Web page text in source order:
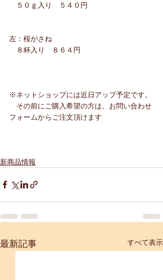
５０ｇ入り　５４０円
左：桜がさね
８杯入り　８６４円
※ネットショップには近日アップ予定です。
その前にご購入希望の方は、お問い合わせ
フォームからご注文頂けます
新商品情報
最新記事 すべて表示